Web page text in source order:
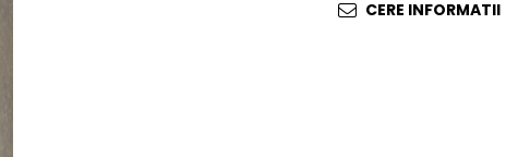
CERE INFORMATII